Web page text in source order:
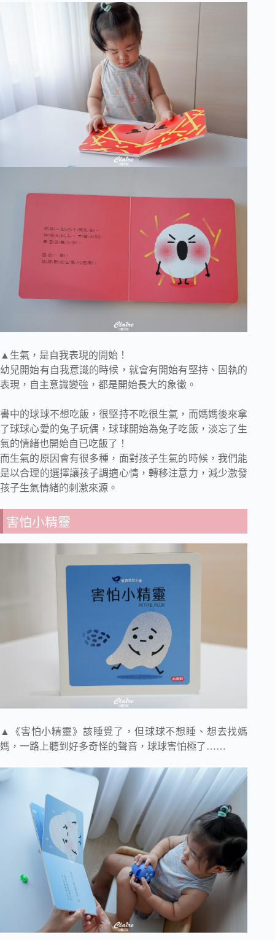
▲生氣，是自我表現的開始！
幼兒開始有自我意識的時候，就會有開始有堅持、固執的
表現，自主意識變強，都是開始長大的象徵。
書中的球球不想吃飯，很堅持不吃很生氣，而媽媽後來拿
了球球心愛的兔子玩偶，球球開始為兔子吃飯，淡忘了生
氣的情緒也開始自已吃飯了！
而生氣的原因會有很多種，面對孩子生氣的時候，我們能
是以合理的選擇讓孩子調適心情，轉移注意力，減少激發
孩子生氣情緒的刺激來源。
害怕小精靈
▲《害怕小精靈》該睡覺了，但球球不想睡、想去找媽
媽，一路上聽到好多奇怪的聲音，球球害怕極了……